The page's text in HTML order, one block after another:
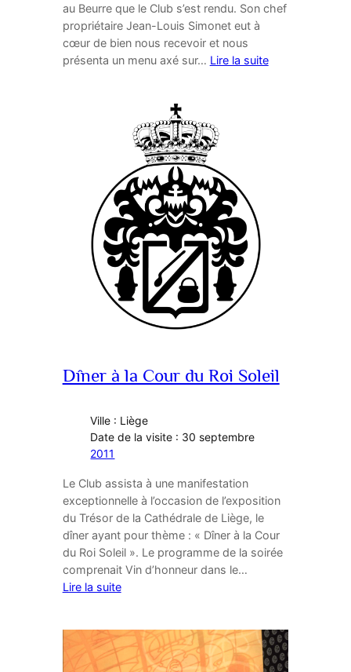
au Beurre que le Club s’est rendu. Son chef
propriétaire Jean-Louis Simonet eut à
cœur de bien nous recevoir et nous
présenta un menu axé sur… Lire la suite
Dîner à la Cour du Roi Soleil
Ville : Liège
Date de la visite : 30 septembre
2011
Le Club assista à une manifestation
exceptionnelle à l’occasion de l’exposition
du Trésor de la Cathédrale de Liège, le
dîner ayant pour thème : « Dîner à la Cour
du Roi Soleil ». Le programme de la soirée
comprenait Vin d’honneur dans le…
Lire la suite